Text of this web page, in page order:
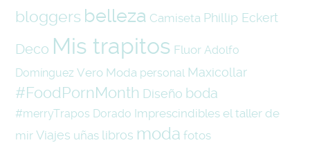
bloggers belleza Camiseta Phillip Eckert
Deco Mis trapitos Fluor Adolfo
Domínguez Vero Moda personal Maxicollar
#FoodPornMonth Diseño boda
#merryTrapos Dorado Imprescindibles el taller de
mir Viajes uñas libros moda fotos